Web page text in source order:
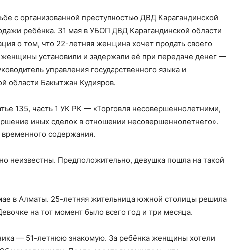
с организованной преступностью ДВД Карагандинской
ребёнка. 31 мая в УБОП ДВД Карагандинской области
о том, что 22-летняя женщина хочет продать своего
женщины установили и задержали её при передаче денег —
управления государственного языка и
области Бакытжан Кудияров.
135, часть 1 УК РК — «Торговля несовершеннолетними,
иных сделок в отношении несовершеннолетнего».
содержания.
неизвестны. Предположительно, девушка пошла на такой
в Алматы. 25-летняя жительница южной столицы решила
на тот момент было всего год и три месяца.
— 51-летнюю знакомую. За ребёнка женщины хотели